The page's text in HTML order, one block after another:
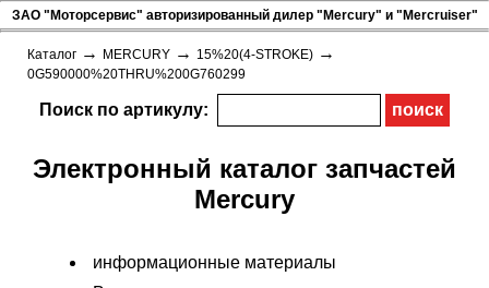
ЗАО "Моторсервис" авторизированный дилер "Mercury" и "Mercruiser"
Каталог → MERCURY → 15%20(4-STROKE) →
0G590000%20THRU%200G760299
Поиск по артикулу:
Электронный каталог запчастей
Mercury
информационные материалы